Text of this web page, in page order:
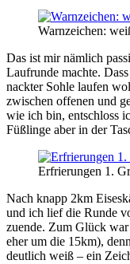
Warnzeichen:
Das ist mir nämlich
Laufrunde machte.
nackter Sohle laufen
zwischen offenen und
wie ich bin, entschloss
Füßlinge aber in der
Erfrierungen 1.
Nach knapp 2km
und ich lief die Runde
zuende. Zum Glück
eher um die 15km),
deutlich weiß – ein